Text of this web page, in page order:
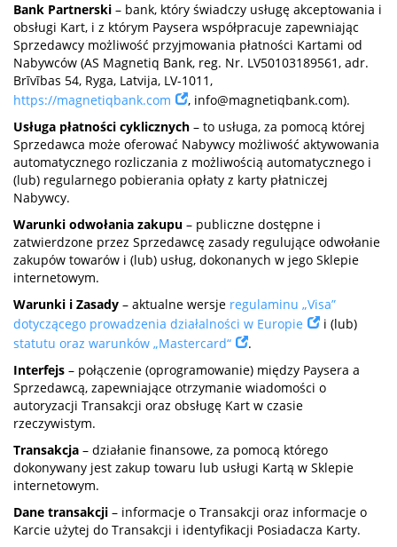
Bank Partnerski – bank, który świadczy usługę akceptowania i
obsługi Kart, i z którym Paysera współpracuje zapewniając
Sprzedawcy możliwość przyjmowania płatności Kartami od
Nabywców (AS Magnetiq Bank, reg. Nr. LV50103189561, adr.
Brīvības 54, Ryga, Latvija, LV-1011,
https://magnetiqbank.com
, info@magnetiqbank.com).
Usługa płatności cyklicznych – to usługa, za pomocą której
Sprzedawca może oferować Nabywcy możliwość aktywowania
automatycznego rozliczania z możliwością automatycznego i
(lub) regularnego pobierania opłaty z karty płatniczej
Nabywcy.
Warunki odwołania zakupu – publiczne dostępne i
zatwierdzone przez Sprzedawcę zasady regulujące odwołanie
zakupów towarów i (lub) usług, dokonanych w jego Sklepie
internetowym.
Warunki i Zasady – aktualne wersje regulaminu „Visa”
dotyczącego prowadzenia działalności w Europie
i (lub)
statutu oraz warunków „Mastercard“
.
Interfejs – połączenie (oprogramowanie) między Paysera a
Sprzedawcą, zapewniające otrzymanie wiadomości o
autoryzacji Transakcji oraz obsługę Kart w czasie
rzeczywistym.
Transakcja – działanie finansowe, za pomocą którego
dokonywany jest zakup towaru lub usługi Kartą w Sklepie
internetowym.
Dane transakcji – informacje o Transakcji oraz informacje o
Karcie użytej do Transakcji i identyfikacji Posiadacza Karty.